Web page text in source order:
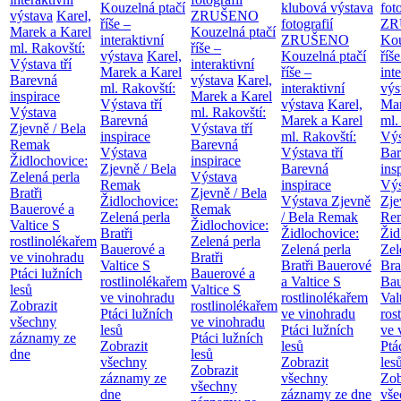
výstava Karel,
Marek a Karel
ml. Rakovští:
Výstava tří
Barevná
inspirace
Výstava
Zjevně / Bela
Remak
Židlochovice:
Zelená perla
Bratři
Bauerové a
Valtice S
rostlinolékařem
ve vinohradu
Ptáci lužních
lesů
Zobrazit
všechny
záznamy ze
dne
Kouzelná ptačí
říše –
interaktivní
výstava Karel,
Marek a Karel
ml. Rakovští:
Výstava tří
Barevná
inspirace
Výstava
Zjevně / Bela
Remak
Židlochovice:
Zelená perla
Bratři
Bauerové a
Valtice S
rostlinolékařem
ve vinohradu
Ptáci lužních
lesů
Zobrazit
všechny
záznamy ze
dne
ZRUŠENO
Kouzelná ptačí
říše –
interaktivní
výstava Karel,
Marek a Karel
ml. Rakovští:
Výstava tří
Barevná
inspirace
Výstava
Zjevně / Bela
Remak
Židlochovice:
Zelená perla
Bratři
Bauerové a
Valtice S
rostlinolékařem
ve vinohradu
Ptáci lužních
lesů
Zobrazit
všechny
klubová výstava
fotografií
ZRUŠENO
Kouzelná ptačí
říše –
interaktivní
výstava Karel,
Marek a Karel
ml. Rakovští:
Výstava tří
Barevná
inspirace
Výstava Zjevně
/ Bela Remak
Židlochovice:
Zelená perla
Bratři Bauerové
a Valtice S
rostlinolékařem
ve vinohradu
Ptáci lužních
lesů
Zobrazit
všechny
záznamy ze dne
ml.
ve